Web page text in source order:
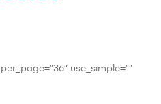
use_simple=””